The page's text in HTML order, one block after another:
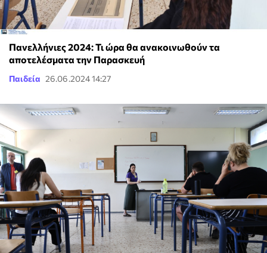
Πανελλήνιες 2024: Τι ώρα θα ανακοινωθούν τα
αποτελέσματα την Παρασκευή
Παιδεία 26.06.2024 14:27